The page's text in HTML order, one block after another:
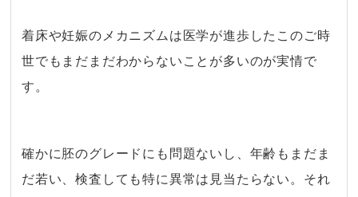
着床や妊娠のメカニズムは医学が進歩したこのご時
世でもまだまだわからないことが多いのが実情で
す。
確かに胚のグレードにも問題ないし、年齢もまだま
だ若い、検査しても特に異常は見当たらない。それ